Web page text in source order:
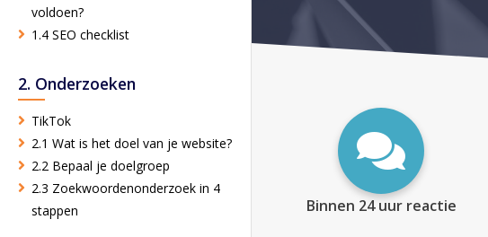
voldoen?
1.4 SEO checklist
2. Onderzoeken
TikTok
2.1 Wat is het doel van je website?
2.2 Bepaal je doelgroep
2.3 Zoekwoordenonderzoek in 4
stappen
Binnen 24 uur reactie